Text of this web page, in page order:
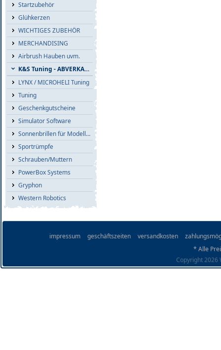
Startzubehör
Glühkerzen
WICHTIGES ZUBEHÖR
MERCHANDISING
Airbrush Hauben uvm.
K&S Tuning - ABVERKAUF
LYNX / MICROHELI Tuning
Tuning
Geschenkgutscheine
Simulator Software
Sonnenbrillen für Modellflieger
Sportrümpfe
Schrauben/Muttern
PowerBox Systems
Gryphon
Western Robotics
impressum geschäftszeiten versandkosten
* Alle
Copyright 2026